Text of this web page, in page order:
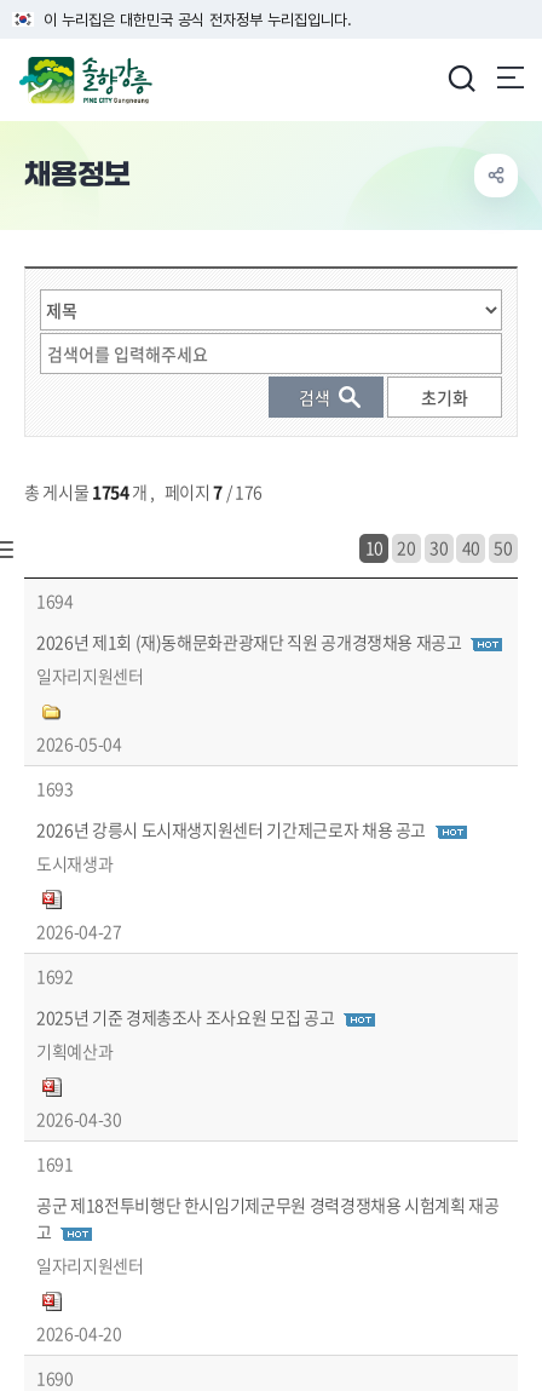
이 누리집은 대한민국 공식 전자정부 누리집입니다.
채용정보
총 게시물 1754개 , 페이지7 / 176
10 20 30 40 50
1694
2026년 제1회 (재)동해문화관광재단 직원 공개경쟁채용 재공고
일자리지원센터
2026-05-04
1693
2026년 강릉시 도시재생지원센터 기간제근로자 채용 공고
도시재생과
2026-04-27
1692
2025년 기준 경제총조사 조사요원 모집 공고
기획예산과
2026-04-30
1691
공군 제18전투비행단 한시임기제군무원 경력경쟁채용 시험계획 재공
고
일자리지원센터
2026-04-20
1690